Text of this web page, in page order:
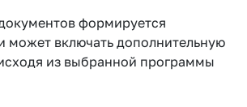
формируется
может включать дополнительную
из выбранной программы